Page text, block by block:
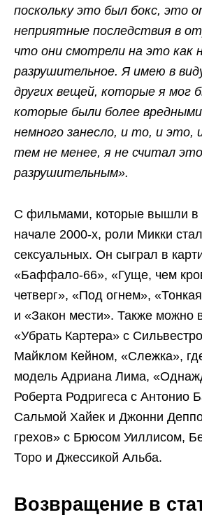
поскольку это был бокс, это
неприятные последствия в
что они смотрели на это как
разрушительное. Я имею в
других вещей, которые я мог
которые были более
немного занесло, и то, и это,
тем не менее, я не считал
разрушительным».
С фильмами, которые вышли в
начале 2000-х, роли Микки
сексуальных. Он сыграл в
«Баффало-66», «Гуще, чем
четверг», «Под огнем»,
и «Закон мести». Также можно
«Убрать Картера» с
Майклом Кейном, «Слежка»,
модель Адриана Лима,
Роберта Родригеса с Антонио
Сальмой Хайек и Джонни
грехов» с Брюсом Уиллисом,
Торо и Джессикой Альба.
Возвращение в